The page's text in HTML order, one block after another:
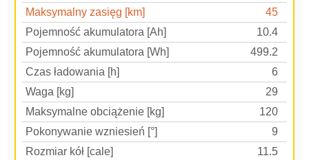
Maksymalny zasięg [km]
45
Pojemność akumulatora [Ah]
10.4
Pojemność akumulatora [Wh]
499.2
Czas ładowania [h]
6
Waga [kg]
29
Maksymalne obciążenie [kg]
120
Pokonywanie wzniesień [°]
9
Rozmiar kół [cale]
11.5